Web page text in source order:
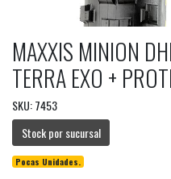
MAXXIS MINION
TERRA EXO +
SKU: 7453
Stock por sucursal
Pocas Unidades.